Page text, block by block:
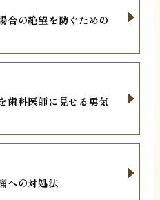
合の絶望を防ぐための
歯科医師に見せる勇気
への対処法